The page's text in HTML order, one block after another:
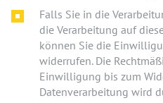
Falls Sie in die
die Verarbeitung auf
können Sie die
widerrufen. Die
Einwilligung bis zum
Datenverarbeitung wird